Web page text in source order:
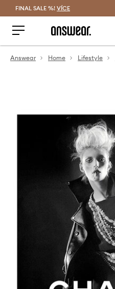
FINAL SALE %! VÍCE
Answear Home Lifestyle